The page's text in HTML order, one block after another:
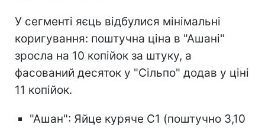
У сегменті яєць відбулися мінімальні
коригування: поштучна ціна в "Ашані"
зросла на 10 копійок за штуку, а
фасований десяток у "Сільпо" додав у ціні
11 копійок.
"Ашан": Яйце куряче С1 (поштучно 3,10